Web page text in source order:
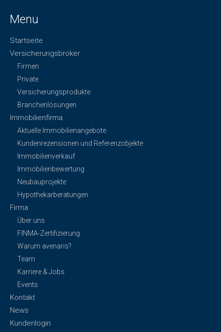
Menu
Startseite
Versicherungsbroker
Firmen
Private
Versicherungsprodukte
Branchenlösungen
Immobilienfirma
Aktuelle Immobilienangebote
Kundenrezensionen und Referenzobjekte
Immobilienverkauf
Immobilienbewertung
Neubauprojekte
Hypothekarberatungen
Firma
Über uns
FINMA-Zertifizierung
Warum avenaris?
Team
Karriere & Jobs
Events
Kontakt
News
Kundenlogin